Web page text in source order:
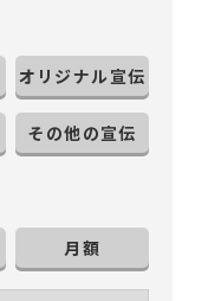
オリジナル宣伝
その他の宣伝
月額